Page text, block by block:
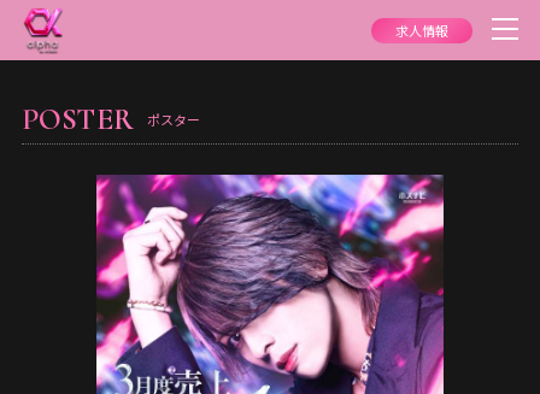
求人情報
POSTER ポスター